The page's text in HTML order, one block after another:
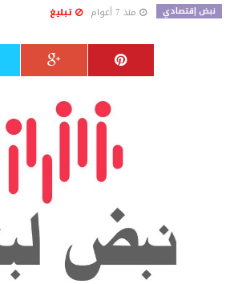
نبض إقتصادي منذ 7 أعوام تبليغ